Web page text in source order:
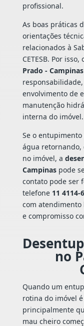
profissional.
As boas práticas
orientações
relacionados à
CETESB. Por isso,
Prado - Campinas
envolvimento de
manutenção
interna do imóvel.
Se o
água retornando,
no imóvel, a
Campinaspode
contato pode ser
telefone 11 4114-
com atendimento
e compromisso
no
Quando um
rotina do imóvel
principalmente
mau cheiro